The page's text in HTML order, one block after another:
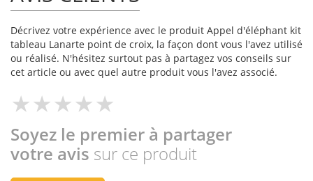
Décrivez votre expérience avec le produit Appel d'éléphant kit
tableau Lanarte point de croix, la façon dont vous l'avez utilisé
ou réalisé. N'hésitez surtout pas à partagez vos conseils sur
cet article ou avec quel autre produit vous l'avez associé.
Soyez le premier à partager
votre avis sur ce produit